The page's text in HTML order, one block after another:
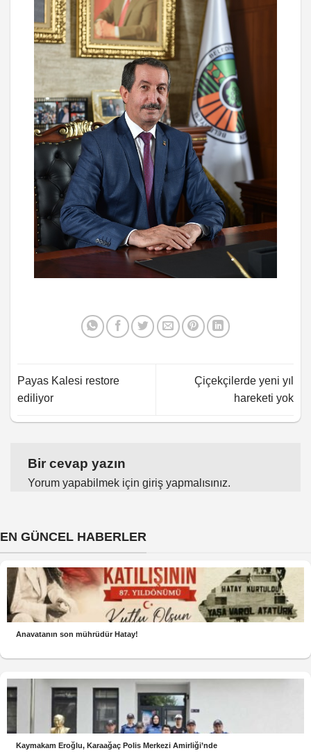
Payas Kalesi restore
ediliyor
Çiçekçilerde yeni yıl
hareketi yok
Bir cevap yazın
Yorum yapabilmek için giriş yapmalısınız.
EN GÜNCEL HABERLER
Anavatanın son mührüdür Hatay!
Kaymakam Eroğlu, Karaağaç Polis Merkezi Amirliği’nde